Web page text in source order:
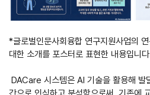
*글로벌인문사회융합 연구지원사업의
대한 소개를 포스터로 표현한 내용입니
DACare 시스템은 AI 기술을 활용해 발